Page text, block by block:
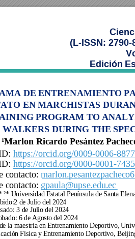
(L-ISSN:
Edición
DE ENTRENAMIENTO
EN MARCHISTAS
PROGRAM TO
WALKERS DURING THE
¹Marlon Ricardo Pesántez
https://orcid.org/0009-0006-
https://orcid.org/0000-0001-
contacto:
contacto: gpaula@upse.edu.ec
²* Universidad Estatal Península de Santa
de Julio del 2024
3 de Julio del 2024
6 de Agosto del 2024
la maestría en Entrenamiento Deportivo,
Física y Entrenamiento Deportivo,